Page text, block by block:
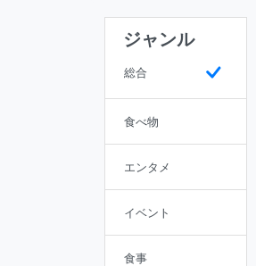
ジャンル
総合
食べ物
エンタメ
イベント
食事